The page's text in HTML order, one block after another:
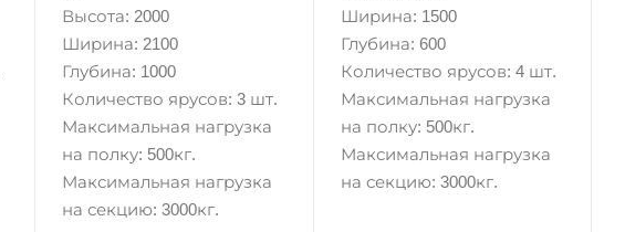
Высота: 2000
Ширина: 2100
Глубина: 1000
Количество ярусов: 3 шт.
Максимальная нагрузка
на полку: 500кг.
Максимальная нагрузка
на секцию: 3000кг.
Ширина: 1500
Глубина: 600
Количество ярусов: 4 шт.
Максимальная нагрузка
на полку: 500кг.
Максимальная нагрузка
на секцию: 3000кг.